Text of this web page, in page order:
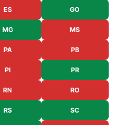
ES GO
MG MS
PA PB
PI PR
RN RO
RS SC